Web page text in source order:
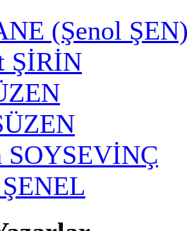
(Şenol
ŞİRİN
SOYSEVİNÇ